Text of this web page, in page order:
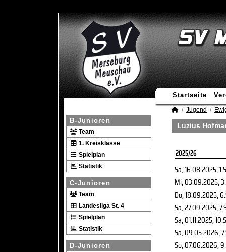
Startseite
B-Junioren
Team
1. Kreisklasse
Spielplan
Statistik
C-Junioren
Team
Landesliga St. 4
Spielplan
Statistik
D-Junioren
Jugend
Luzius
2025/26
Sa, 16.08.2025,
Mi, 03.09.2025,
Do, 18.09.2025,
Sa, 27.09.2025,
Sa, 01.11.2025,
Sa, 09.05.2026,
So, 07.06.2026,